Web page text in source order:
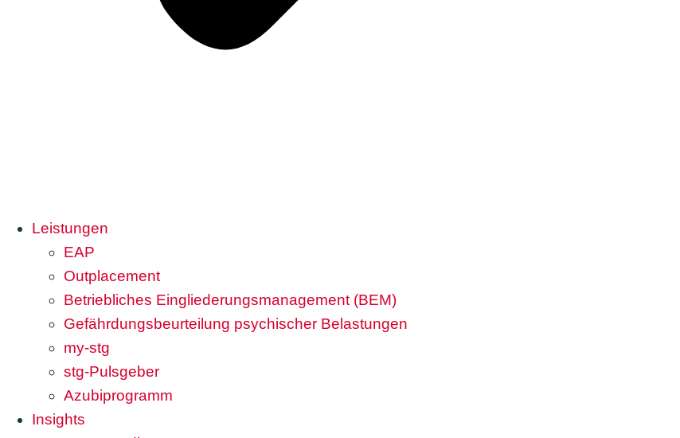
Leistungen
EAP
Outplacement
Betriebliches Eingliederungsmanagement (BEM)
Gefährdungsbeurteilung psychischer Belastungen
my-stg
stg-Pulsgeber
Azubiprogramm
Insights